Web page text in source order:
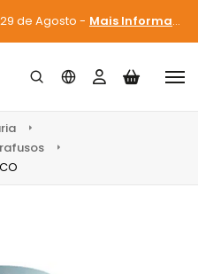
de Agosto - Mais Informações